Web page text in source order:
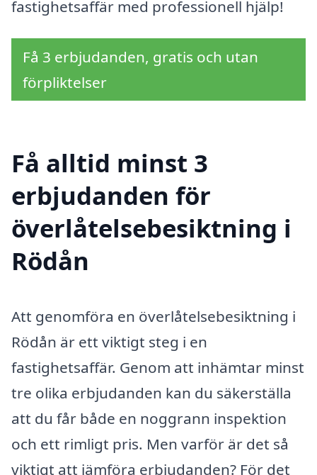
fastighetsaffär med professionell hjälp!
Få 3 erbjudanden, gratis och utan
förpliktelser
Få alltid minst 3
erbjudanden för
överlåtelsebesiktning i
Rödån
Att genomföra en överlåtelsebesiktning i
Rödån är ett viktigt steg i en
fastighetsaffär. Genom att inhämtar minst
tre olika erbjudanden kan du säkerställa
att du får både en noggrann inspektion
och ett rimligt pris. Men varför är det så
viktigt att jämföra erbjudanden? För det